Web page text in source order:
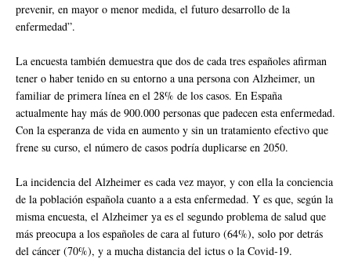
prevenir, en mayor o menor medida, el futuro desarrollo de la
enfermedad”.
La encuesta también demuestra que dos de cada tres españoles afirman
tener o haber tenido en su entorno a una persona con Alzheimer, un
familiar de primera línea en el 28% de los casos. En España
actualmente hay más de 900.000 personas que padecen esta enfermedad.
Con la esperanza de vida en aumento y sin un tratamiento efectivo que
frene su curso, el número de casos podría duplicarse en 2050.
La incidencia del Alzheimer es cada vez mayor, y con ella la conciencia
de la población española cuanto a a esta enfermedad. Y es que, según la
misma encuesta, el Alzheimer ya es el segundo problema de salud que
más preocupa a los españoles de cara al futuro (64%), solo por detrás
del cáncer (70%), y a mucha distancia del ictus o la Covid-19.